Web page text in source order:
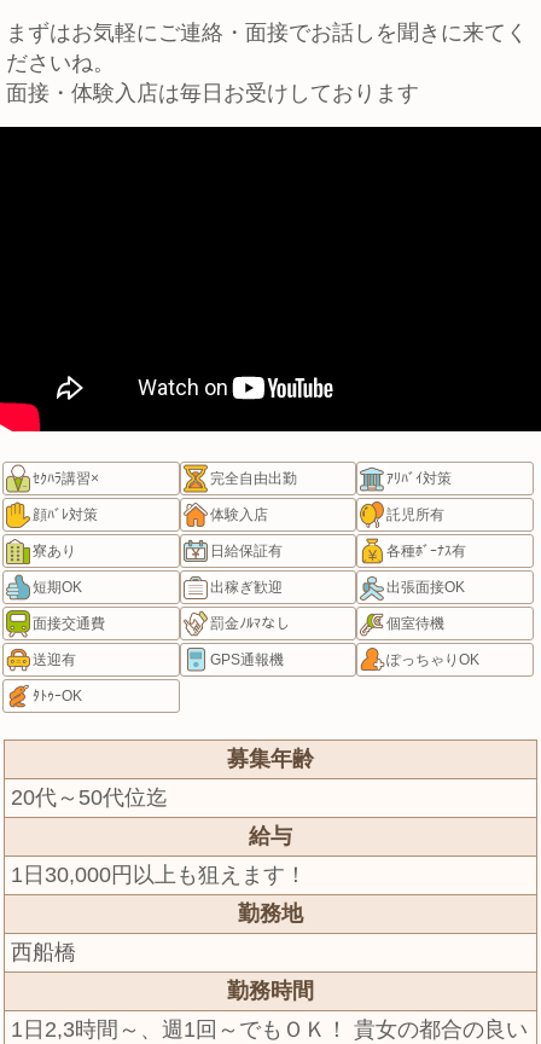
まずはお気軽にご連絡・面接でお話しを聞きに来てく
ださいね。
面接・体験入店は毎日お受けしております
ｾｸﾊﾗ講習× 完全自由出勤 ｱﾘﾊﾞｲ対策
顔ﾊﾞﾚ対策 体験入店 託児所有
寮あり 日給保証有 各種ﾎﾞｰﾅｽ有
短期OK 出稼ぎ歓迎 出張面接OK
面接交通費 罰金ﾉﾙﾏなし 個室待機
送迎有 GPS通報機 ぽっちゃりOK
ﾀﾄｩｰOK
募集年齢
20代～50代位迄
給与
1日30,000円以上も狙えます！
勤務地
西船橋
勤務時間
1日2,3時間～、週1回～でもＯＫ！ 貴女の都合の良い